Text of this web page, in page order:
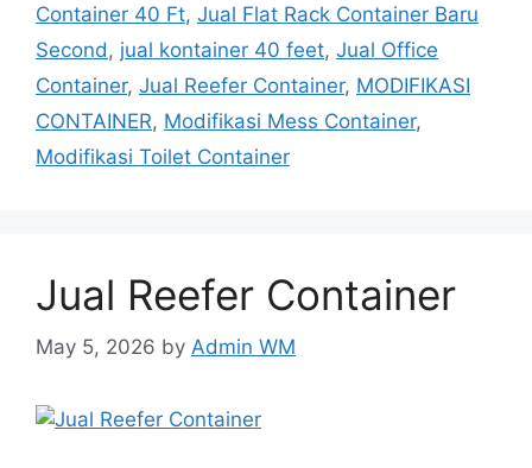
Container 40 Ft, Jual Flat Rack Container Baru
Second , jual kontainer 40 feet, Jual Office
Container, Jual Reefer Container, MODIFIKASI
CONTAINER, Modifikasi Mess Container,
Modifikasi Toilet Container
Jual Reefer Container
May 5, 2026 by Admin WM